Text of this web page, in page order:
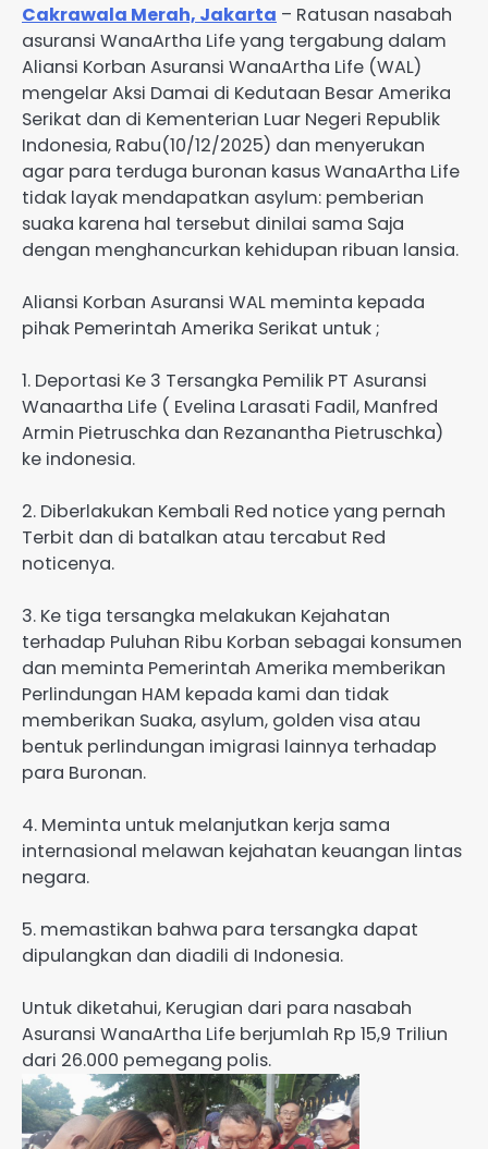
Cakrawala Merah, Jakarta – Ratusan nasabah
asuransi WanaArtha Life yang tergabung dalam
Aliansi Korban Asuransi WanaArtha Life (WAL)
mengelar Aksi Damai di Kedutaan Besar Amerika
Serikat dan di Kementerian Luar Negeri Republik
Indonesia, Rabu(10/12/2025) dan menyerukan
agar para terduga buronan kasus WanaArtha Life
tidak layak mendapatkan asylum: pemberian
suaka karena hal tersebut dinilai sama Saja
dengan menghancurkan kehidupan ribuan lansia.
Aliansi Korban Asuransi WAL meminta kepada
pihak Pemerintah Amerika Serikat untuk ;
1. Deportasi Ke 3 Tersangka Pemilik PT Asuransi
Wanaartha Life ( Evelina Larasati Fadil, Manfred
Armin Pietruschka dan Rezanantha Pietruschka)
ke indonesia.
2. Diberlakukan Kembali Red notice yang pernah
Terbit dan di batalkan atau tercabut Red
noticenya.
3. Ke tiga tersangka melakukan Kejahatan
terhadap Puluhan Ribu Korban sebagai konsumen
dan meminta Pemerintah Amerika memberikan
Perlindungan HAM kepada kami dan tidak
memberikan Suaka, asylum, golden visa atau
bentuk perlindungan imigrasi lainnya terhadap
para Buronan.
4. Meminta untuk melanjutkan kerja sama
internasional melawan kejahatan keuangan lintas
negara.
5. memastikan bahwa para tersangka dapat
dipulangkan dan diadili di Indonesia.
Untuk diketahui, Kerugian dari para nasabah
Asuransi WanaArtha Life berjumlah Rp 15,9 Triliun
dari 26.000 pemegang polis.